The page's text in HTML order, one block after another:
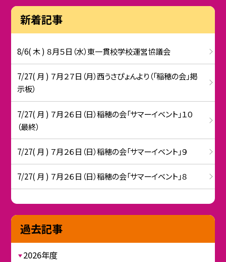
新着記事
8/6( 木 ) ８月５日（水）東一貫校学校運営協議会
7/27( 月 ) ７月２７日（月）西うさぴょんより（「稲穂の会」掲
示板）
7/27( 月 ) ７月２６日（日）稲穂の会「サマーイベント」１０
（最終）
7/27( 月 ) ７月２６日（日）稲穂の会「サマーイベント」９
7/27( 月 ) ７月２６日（日）稲穂の会「サマーイベント」８
過去記事
2026年度